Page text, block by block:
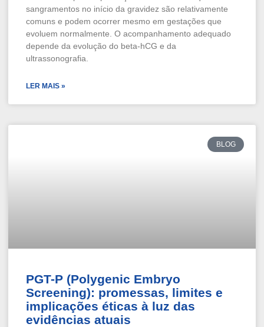
sangramentos no início da gravidez são relativamente
comuns e podem ocorrer mesmo em gestações que
evoluem normalmente. O acompanhamento adequado
depende da evolução do beta-hCG e da
ultrassonografia.
LER MAIS »
BLOG
PGT-P (Polygenic Embryo
Screening): promessas, limites e
implicações éticas à luz das
evidências atuais